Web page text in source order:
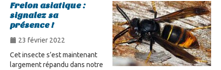
Frelon asiatique :
signalez sa
présence !
23 février 2022
Cet insecte s’est maintenant
largement répandu dans notre